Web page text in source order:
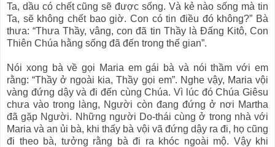
Ta, dầu có chết cũng sẽ được sống. Và kẻ nào sống mà tin
Ta, sẽ không chết bao giờ. Con có tin điều đó không?” Bà
thưa: “Thưa Thầy, vâng, con đã tin Thầy là Ðấng Kitô, Con
Thiên Chúa hằng sống đã đến trong thế gian”.
Nói xong bà về gọi Maria em gái bà và nói thầm với em
rằng: “Thầy ở ngoài kia, Thầy gọi em”. Nghe vậy, Maria vội
vàng đứng dậy và đi đến cùng Chúa. Vì lúc đó Chúa Giêsu
chưa vào trong làng, Người còn đang đứng ở nơi Martha
đã gặp Người. Những người Do-thái cùng ở trong nhà với
Maria và an ủi bà, khi thấy bà vội vã đứng dậy ra đi, họ cũng
đi theo bà, tưởng rằng bà đi ra khóc ngoài mộ. Vậy khi